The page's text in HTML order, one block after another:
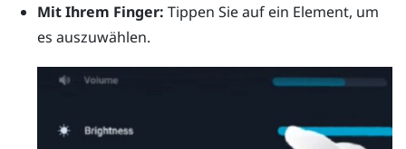
Mit Ihrem Finger: Tippen Sie auf ein Element, um
es auszuwählen.